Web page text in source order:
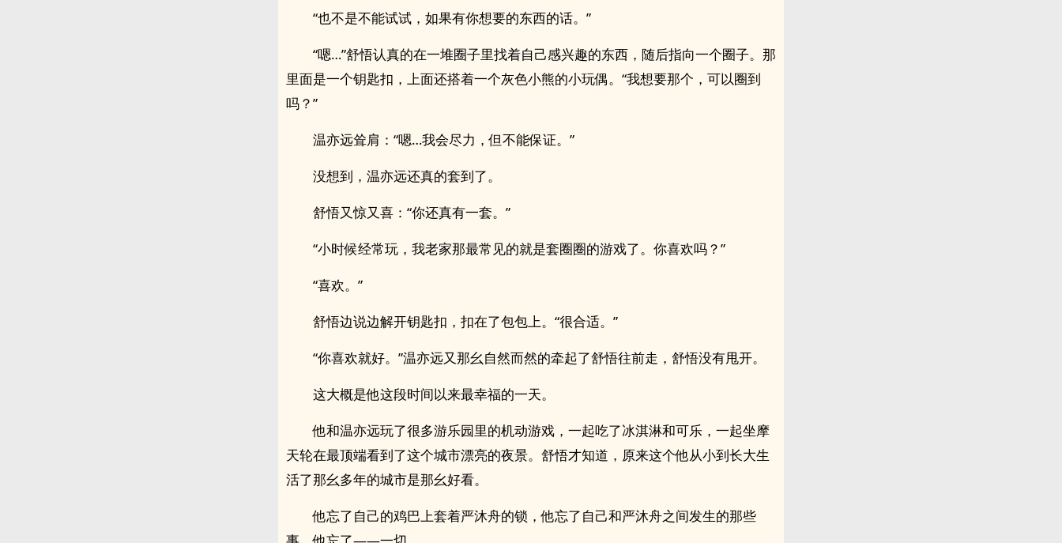
“也不是不能试试，如果有你想要的东西的话。”
“嗯…”舒悟认真的在一堆圈子里找着自己感兴趣的东西，随后指向一个圈子。那
里面是一个钥匙扣，上面还搭着一个灰色小熊的小玩偶。“我想要那个，可以圈到
吗？”
温亦远耸肩：“嗯…我会尽力，但不能保证。”
没想到，温亦远还真的套到了。
舒悟又惊又喜：“你还真有一套。”
“小时候经常玩，我老家那最常见的就是套圈圈的游戏了。你喜欢吗？”
“喜欢。”
舒悟边说边解开钥匙扣，扣在了包包上。“很合适。”
“你喜欢就好。”温亦远又那幺自然而然的牵起了舒悟往前走，舒悟没有甩开。
这大概是他这段时间以来最幸福的一天。
他和温亦远玩了很多游乐园里的机动游戏，一起吃了冰淇淋和可乐，一起坐摩
天轮在最顶端看到了这个城市漂亮的夜景。舒悟才知道，原来这个他从小到长大生
活了那幺多年的城市是那幺好看。
他忘了自己的‍‎鸡‍‌巴‎‎‍上套着严沐舟的锁，他忘了自己和严沐舟之间发生的那些